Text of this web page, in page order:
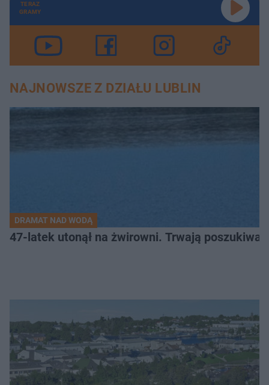
TERAZ
GRAMY
NAJNOWSZE Z DZIAŁU LUBLIN
DRAMAT NAD WODĄ
47-latek utonął na żwirowni. Trwają